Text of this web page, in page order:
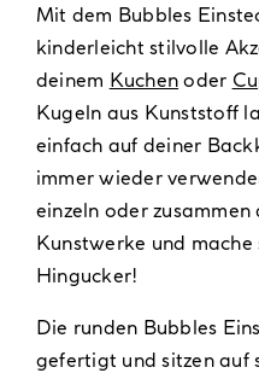
Mit dem Bubbles
kinderleicht stilvolle
deinem Kuchen oder
Kugeln aus Kunststoff
einfach auf deiner
immer wieder
einzeln oder
Kunstwerke und mache
Hingucker!
Die runden Bubbles
gefertigt und sitzen auf